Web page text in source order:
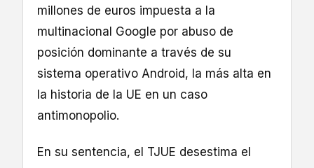
millones de euros impuesta a la
multinacional Google por abuso de
posición dominante a través de su
sistema operativo Android, la más alta en
la historia de la UE en un caso
antimonopolio.
En su sentencia, el TJUE desestima el